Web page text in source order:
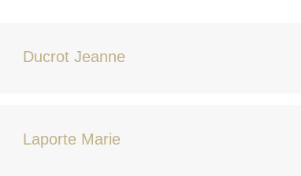
Ducrot Jeanne
Laporte Marie